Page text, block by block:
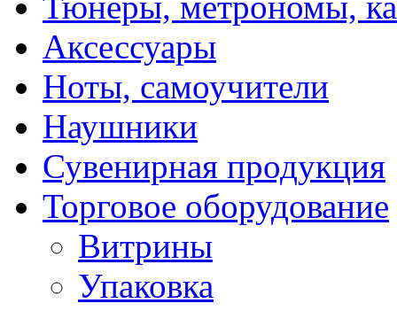
Аксессуары
Ноты, самоучители
Наушники
Сувенирная продукция
Торговое оборудование
Витрины
Упаковка